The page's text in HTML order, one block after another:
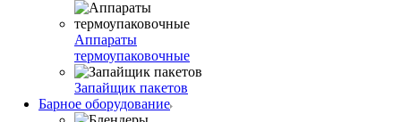
Аппараты
термоупаковочные
Запайщик пакетов
Барное оборудование